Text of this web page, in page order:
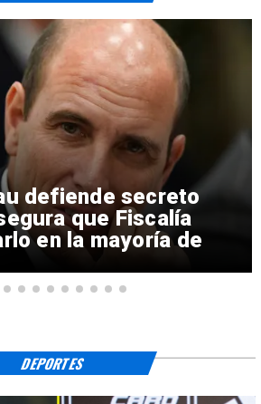
defiende secreto
que Fiscalía
en la mayoría de
DEPORTES